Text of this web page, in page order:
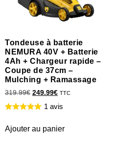
Tondeuse à batterie
NEMURA 40V + Batterie
4Ah + Chargeur rapide –
Coupe de 37cm –
Mulching + Ramassage
319.99€ 249.99€ TTC
1 avis
Ajouter au panier